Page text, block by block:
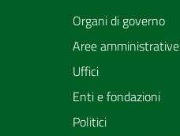
Organi di governo
Aree amministrative
Uffici
Enti e fondazioni
Politici